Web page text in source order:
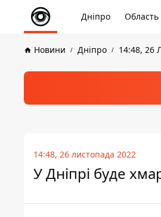
Дніпро Область
Новини Дніпро 14:48, 26
14:48, 26 листопада 2022
У Дніпрі буде